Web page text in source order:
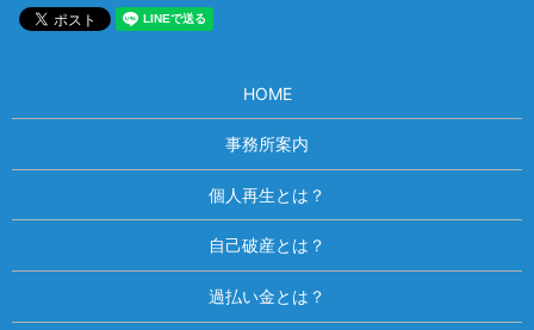
HOME
事務所案内
個人再生とは？
自己破産とは？
過払い金とは？